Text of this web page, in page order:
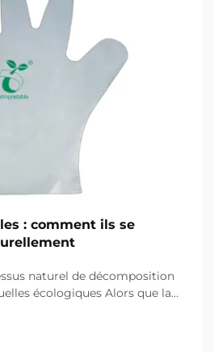
: comment ils se
naturel de décomposition
écologiques Alors que la
les gants compostables sont